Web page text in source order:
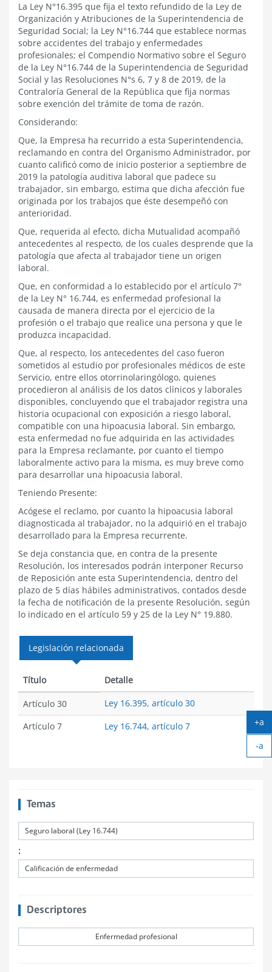
La Ley N°16.395 que fija el texto refundido de la Ley de
Organización y Atribuciones de la Superintendencia de
Seguridad Social; la Ley N°16.744 que establece normas
sobre accidentes del trabajo y enfermedades
profesionales; el Compendio Normativo sobre el Seguro
de la Ley N°16.744 de la Superintendencia de Seguridad
Social y las Resoluciones N°s 6, 7 y 8 de 2019, de la
Contraloría General de la República que fija normas
sobre exención del trámite de toma de razón.
Considerando:
Que, la Empresa ha recurrido a esta Superintendencia,
reclamando en contra del Organismo Administrador, por
cuanto calificó como de inicio posterior a septiembre de
2019 la patología auditiva laboral que padece su
trabajador, sin embargo, estima que dicha afección fue
originada por los trabajos que éste desempeñó con
anterioridad.
Que, requerida al efecto, dicha Mutualidad acompañó
antecedentes al respecto, de los cuales desprende que la
patología que afecta al trabajador tiene un origen
laboral.
Que, en conformidad a lo establecido por el artículo 7°
de la Ley N° 16.744, es enfermedad profesional la
causada de manera directa por el ejercicio de la
profesión o el trabajo que realice una persona y que le
produzca incapacidad.
Que, al respecto, los antecedentes del caso fueron
sometidos al estudio por profesionales médicos de este
Servicio, entre ellos otorrinolaringólogo, quienes
procedieron al análisis de los datos clínicos y laborales
disponibles, concluyendo que el trabajador registra una
historia ocupacional con exposición a riesgo laboral,
compatible con una hipoacusia laboral. Sin embargo,
esta enfermedad no fue adquirida en las actividades
para la Empresa reclamante, por cuanto el tiempo
laboralmente activo para la misma, es muy breve como
para desarrollar una hipoacusia laboral.
Teniendo Presente:
Acógese el reclamo, por cuanto la hipoacusia laboral
diagnosticada al trabajador, no la adquirió en el trabajo
desarrollado para la Empresa recurrente.
Se deja constancia que, en contra de la presente
Resolución, los interesados podrán interponer Recurso
de Reposición ante esta Superintendencia, dentro del
plazo de 5 días hábiles administrativos, contados desde
la fecha de notificación de la presente Resolución, según
lo indicado en el artículo 59 y 25 de la Ley N° 19.880.
Legislación relacionada
Título Detalle
Artículo 30
Ley 16.395, artículo 30
Artículo 7
Ley 16.744, artículo 7
Temas
Seguro laboral (Ley 16.744)
:
Calificación de enfermedad
Descriptores
Enfermedad profesional
+a
-a